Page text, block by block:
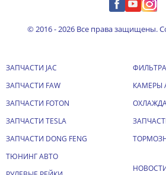
© 2016 - 2026 Все права защищены.
ЗАПЧАСТИ JAC
ЗАПЧАСТИ FAW
ЗАПЧАСТИ FOTON
ЗАПЧАСТИ TESLA
ЗАПЧАСТИ DONG FENG
ТЮНИНГ АВТО
КАМЕРЫ